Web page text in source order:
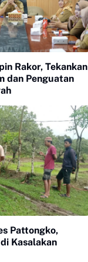
Rakor, Tekankan
dan Penguatan
Pattongko,
Kasalakan